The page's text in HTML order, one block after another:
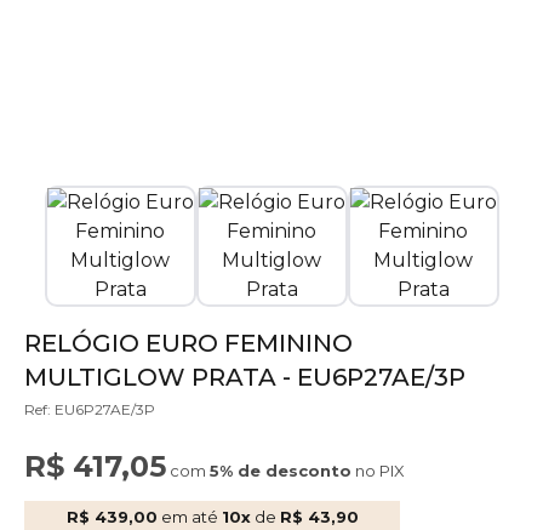
RELÓGIO EURO FEMININO
MULTIGLOW PRATA - EU6P27AE/3P
Ref: EU6P27AE/3P
R$ 417,05 com 5% de desconto no PIX
R$ 439,00 em até 10xde R$ 43,90